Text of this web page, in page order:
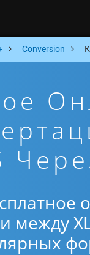
Conversion
между